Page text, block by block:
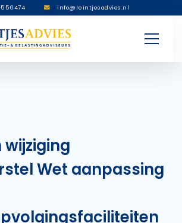
info@reintjesadvies.nl
wijziging
Wet aanpassing